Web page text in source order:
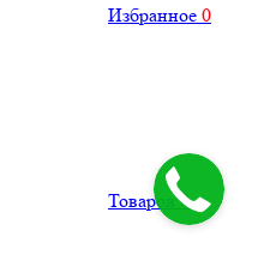
Избранное 0
Товаров 0